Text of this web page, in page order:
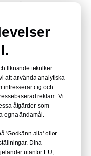
viktig.
specifika regionala
utvecklas.
Tjocklek,
olika specifikationer:
tjocklek
mått
slät
solida färger (röd,
liknande tekniker
att använda analytiska
intresserar dig och
reklam. Vi
åtgärder, som
egna ändamål.
'Godkänn alla' eller
Dina
utanför EU,